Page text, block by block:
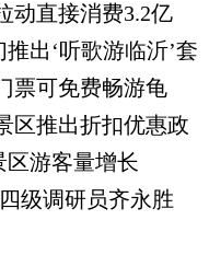
动直接消费3.2亿
出‘听歌游临沂’套
票可免费畅游龟
区推出折扣优惠政
区游客量增长
级调研员齐永胜